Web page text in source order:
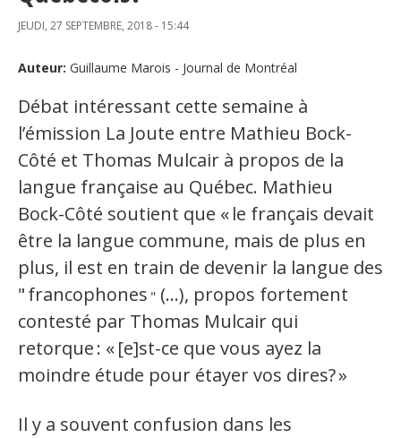
Organismes de la langue française
Organismes de la langue française
Publications
Francophonie internationale
Expressions et jeux de lettres
Vidéos
Revue de presse
Langue du travail
Francisation de l'Administration
Recueil de bonnes pratiques
Secteurs d'activité
JEUDI, 27 SEPTEMBRE, 2018 - 15:44
Auteur: Guillaume Marois - Journal de Montréal
Débat intéressant cette semaine à
l’émission La Joute entre Mathieu Bock-
Côté et Thomas Mulcair à propos de la
langue française au Québec. Mathieu
Bock-Côté soutient que «le français devait
être la langue commune, mais de plus en
plus, il est en train de devenir la langue des
"francophones " (...), propos fortement
contesté par Thomas Mulcair qui
retorque: «[e]st-ce que vous ayez la
moindre étude pour étayer vos dires?»
Il y a souvent confusion dans les